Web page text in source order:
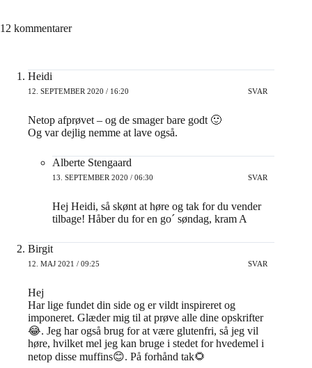
12 kommentarer
Heidi
12. SEPTEMBER 2020 / 16:20 SVAR
Netop afprøvet – og de smager bare godt 🙂
Og var dejlig nemme at lave også.
Alberte Stengaard
13. SEPTEMBER 2020 / 06:30 SVAR
Hej Heidi, så skønt at høre og tak for du vender
tilbage! Håber du for en go´ søndag, kram A
Birgit
12. MAJ 2021 / 09:25 SVAR
Hej
Har lige fundet din side og er vildt inspireret og
imponeret. Glæder mig til at prøve alle dine opskrifter
😂. Jeg har også brug for at være glutenfri, så jeg vil
høre, hvilket mel jeg kan bruge i stedet for hvedemel i
netop disse muffins😊. På forhånd tak🌻